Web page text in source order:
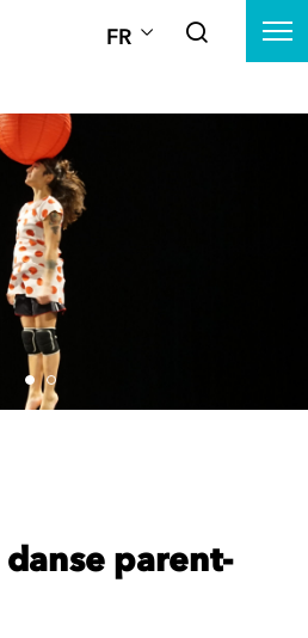
FR
parent-